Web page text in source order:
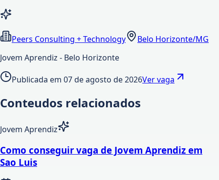
Peers Consulting + Technology
Belo Horizonte/MG
Jovem Aprendiz - Belo Horizonte
Publicada em 07 de agosto de 2026Ver vaga
Conteudos relacionados
Jovem Aprendiz
Como conseguir vaga de Jovem Aprendiz em
Sao Luis